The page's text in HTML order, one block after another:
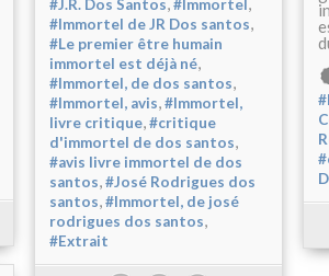
#J.R. Dos Santos #Immortel
#Immortel de JR Dos santos,
#Le premier être humain
immortel est déjà né,
#Immortel, de dos santos,
#Immortel, avis,#Immortel,
livre critique,#critique
d'immortel de dos santos,
#avis livre immortel de dos
santos,#José Rodrigues dos
santos,#Immortel, de josé
rodrigues dos santos,
#Extrait